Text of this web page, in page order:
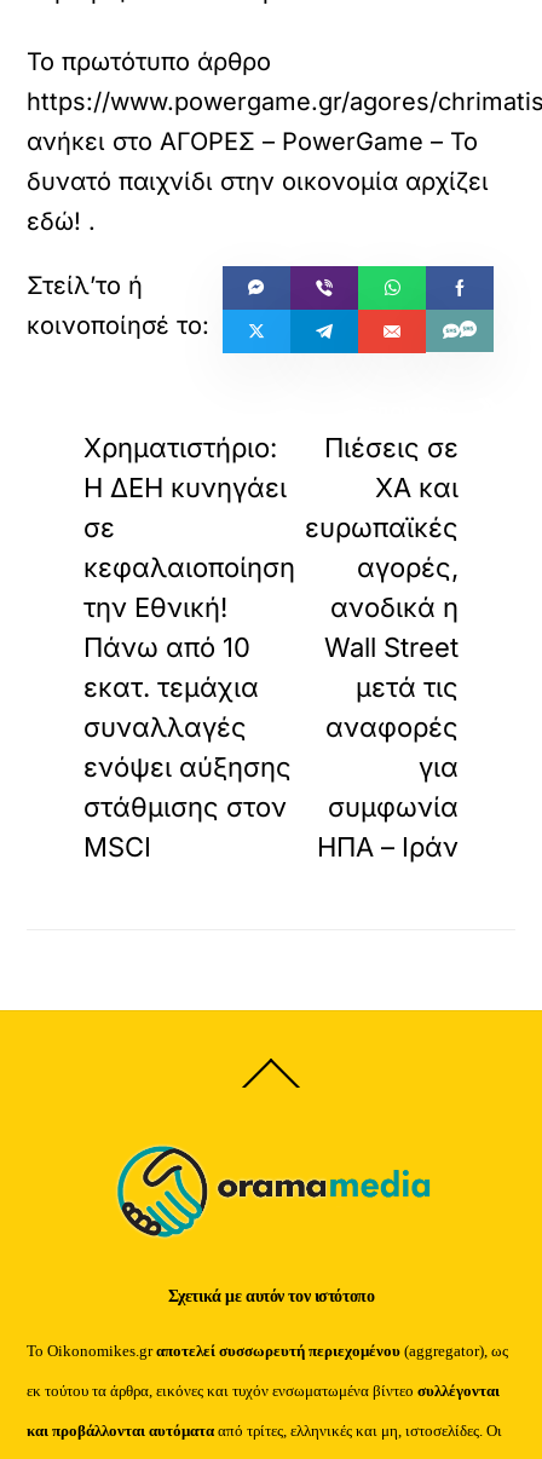
Το πρωτότυπο άρθρο
https://www.powergame.gr/agores/
ανήκει στο ΑΓΟΡΕΣ – PowerGame – Το
δυνατό παιχνίδι στην οικονομία αρχίζει
εδώ! .
Χρηματιστήριο:
Η ΔΕΗ κυνηγάει
σε
κεφαλαιοποίηση
την Εθνική!
Πάνω από 10
εκατ. τεμάχια
συναλλαγές
ενόψει αύξησης
στάθμισης στον
MSCI
Πιέσεις σε
ΧΑ και
ευρωπαϊκές
αγορές,
ανοδικά η
Wall Street
μετά τις
αναφορές
για
συμφωνία
ΗΠΑ – Ιράν
To
Σχετικά με αυτόν τον ιστότοπο
Το Oikonomikes.grαποτελεί συσσωρευτή περιεχομένου (aggregator), ως
εκ τούτου τα άρθρα, εικόνες και τυχόν ενσωματωμένα βίντεοσυλλέγονται
και προβάλλονται αυτόματααπό τρίτες, ελληνικές και μη, ιστοσελίδες. Οι